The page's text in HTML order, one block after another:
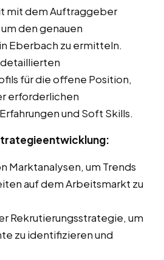
mit dem Auftraggeber
den genauen
Eberbach zu ermitteln.
für die offene Position,
erforderlichen
und Soft Skills.
Marktanalysen, um Trends
auf dem Arbeitsmarkt zu
Rekrutierungsstrategie, um
zu identifizieren und